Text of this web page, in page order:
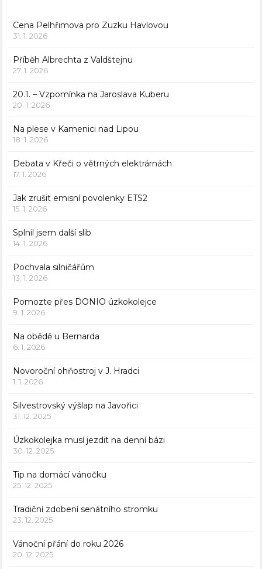
Cena Pelhřimova pro Zuzku Havlovou
31. 1. 2026
Příběh Albrechta z Valdštejnu
27. 1. 2026
20.1. – Vzpomínka na Jaroslava Kuberu
20. 1. 2026
Na plese v Kamenici nad Lipou
18. 1. 2026
Debata v Křeči o větrných elektrárnách
17. 1. 2026
Jak zrušit emisní povolenky ETS2
15. 1. 2026
Splnil jsem další slib
14. 1. 2026
Pochvala silničářům
13. 1. 2026
Pomozte přes DONIO úzkokolejce
9. 1. 2026
Na obědě u Bernarda
6. 1. 2026
Novoroční ohňostroj v J. Hradci
1. 1. 2026
Silvestrovský výšlap na Javořici
31. 12. 2025
Úzkokolejka musí jezdit na denní bázi
30. 12. 2025
Tip na domácí vánočku
25. 12. 2025
Tradiční zdobení senátního stromku
23. 12. 2025
Vánoční přání do roku 2026
20. 12. 2025